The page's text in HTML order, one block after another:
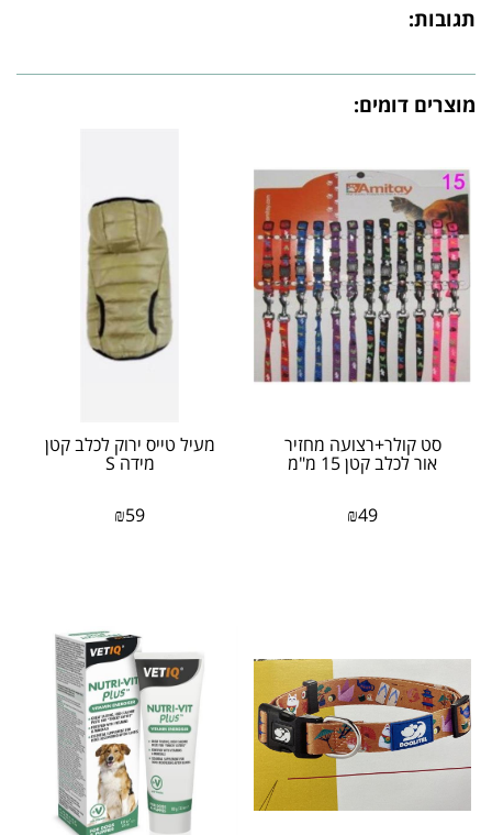
תגובות:
מוצרים דומים:
סט קולר+רצועה מחזיר
אור לכלב קטן 15 מ"מ
₪49
מעיל טייס ירוק לכלב קטן
מידה S
₪59